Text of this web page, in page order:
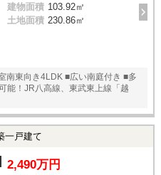
建物面積 103.92㎡
土地面積 230.86㎡
南東向き4LDK ■広い南庭付き ■多
能！JR八高線、東武東上線「越
一戸建て
2,490万円